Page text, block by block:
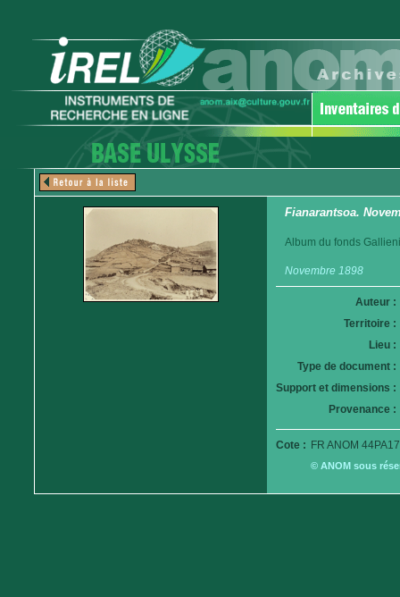
Fianarantsoa.
Album du fonds
Novembre 1898
Auteur :
Territoire :
Lieu :
Type de document :
Support et dimensions :
Provenance :
Cote : FR ANOM
© ANOM sous